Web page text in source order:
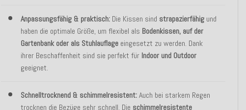
Anpassungsfähig & praktisch: Die Kissen sind strapazierfähig und
haben die optimale Größe, um flexibel als Bodenkissen, auf der
Gartenbank oder als Stuhlauflage eingesetzt zu werden. Dank
ihrer Beschaffenheit sind sie perfekt für Indoor und Outdoor
geeignet.
Schnelltrocknend & schimmelresistent:Auch bei starkem Regen
trocknen die Bezüge sehr schnell. Die schimmelresistente